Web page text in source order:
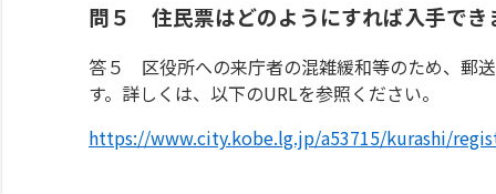
問５ 住民票はどのようにすれば入手でき
答５ 区役所への来庁者の混雑緩和等のため、郵
す。詳しくは、以下のURLを参照ください。
https://www.city.kobe.lg.jp/a53715/kurashi/